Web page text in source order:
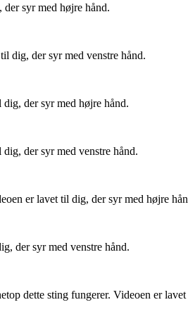
syr med højre hånd.
dig, der syr med venstre hånd.
der syr med højre hånd.
der syr med venstre hånd.
er lavet til dig, der syr med højre
der syr med venstre hånd.
dette sting fungerer. Videoen er